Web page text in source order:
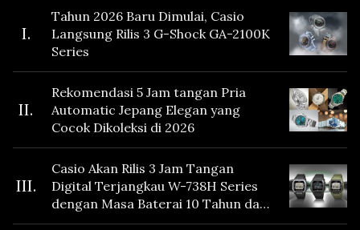
I.
Tahun 2026 Baru Dimulai, Casio
Langsung Rilis 3 G-Shock GA-2100K
Series
II.
Rekomendasi 5 Jam tangan Pria
Automatic Jepang Elegan yang
Cocok Dikoleksi di 2026
III.
Casio Akan Rilis 3 Jam Tangan
Digital Terjangkau W-738H Series
dengan Masa Baterai 10 Tahun dan
Fitur Vibration